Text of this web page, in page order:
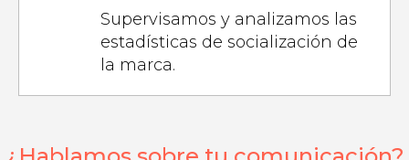
Supervisamos y analizamos las
estadísticas de socialización de
la marca.